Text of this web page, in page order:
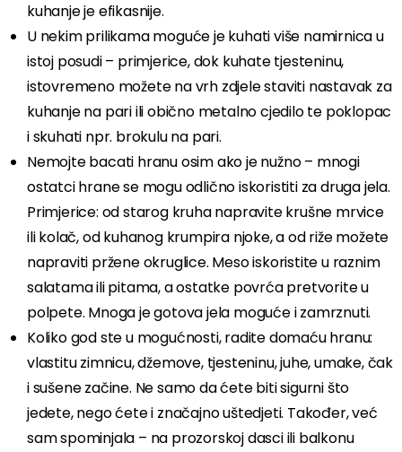
kuhanje je efikasnije.
U nekim prilikama moguće je kuhati više namirnica u
istoj posudi – primjerice, dok kuhate tjesteninu,
istovremeno možete na vrh zdjele staviti nastavak za
kuhanje na pari ili obično metalno cjedilo te poklopac
i skuhati npr. brokulu na pari.
Nemojte bacati hranu osim ako je nužno – mnogi
ostatci hrane se mogu odlično iskoristiti za druga jela.
Primjerice: od starog kruha napravite krušne mrvice
ili kolač, od kuhanog krumpira njoke, a od riže možete
napraviti pržene okruglice. Meso iskoristite u raznim
salatama ili pitama, a ostatke povrća pretvorite u
polpete. Mnoga je gotova jela moguće i zamrznuti.
Koliko god ste u mogućnosti, radite domaću hranu:
vlastitu zimnicu, džemove, tjesteninu, juhe, umake, čak
i sušene začine. Ne samo da ćete biti sigurni što
jedete, nego ćete i značajno uštedjeti. Također, već
sam spominjala – na prozorskoj dasci ili balkonu